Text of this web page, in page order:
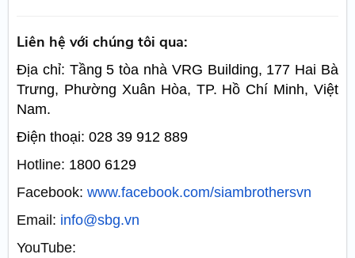
Liên hệ với chúng tôi qua:
Địa chỉ: Tầng 5 tòa nhà VRG Building, 177 Hai Bà
Trưng, Phường Xuân Hòa, TP. Hồ Chí Minh, Việt
Nam.
Điện thoại: 028 39 912 889
Hotline: 1800 6129
Facebook: www.facebook.com/siambrothersvn
Email: info@sbg.vn
YouTube: